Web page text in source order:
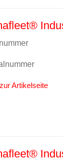
Artikelseite